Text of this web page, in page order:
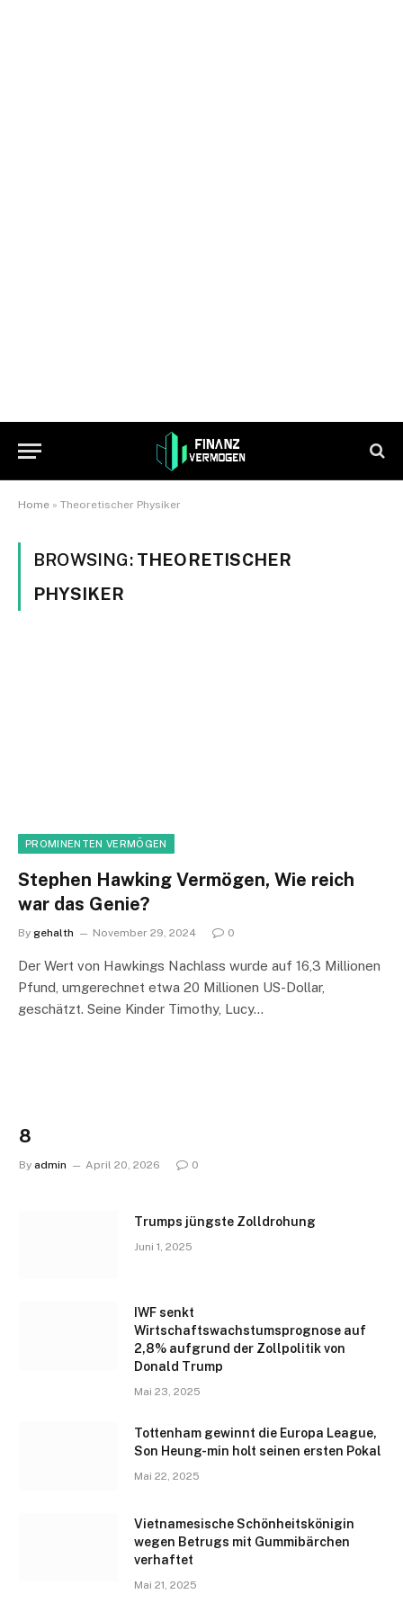
Home » Theoretischer Physiker
BROWSING: THEORETISCHER
PHYSIKER
PROMINENTEN VERMÖGEN
Stephen Hawking Vermögen, Wie reich
war das Genie?
By gehalth November 29, 2024 0
Der Wert von Hawkings Nachlass wurde auf 16,3 Millionen
Pfund, umgerechnet etwa 20 Millionen US-Dollar,
geschätzt. Seine Kinder Timothy, Lucy…
8
By admin April 20, 2026 0
Trumps jüngste Zolldrohung
Juni 1, 2025
IWF senkt
Wirtschaftswachstumsprognose auf
2,8% aufgrund der Zollpolitik von
Donald Trump
Mai 23, 2025
Tottenham gewinnt die Europa League,
Son Heung-min holt seinen ersten Pokal
Mai 22, 2025
Vietnamesische Schönheitskönigin
wegen Betrugs mit Gummibärchen
verhaftet
Mai 21, 2025